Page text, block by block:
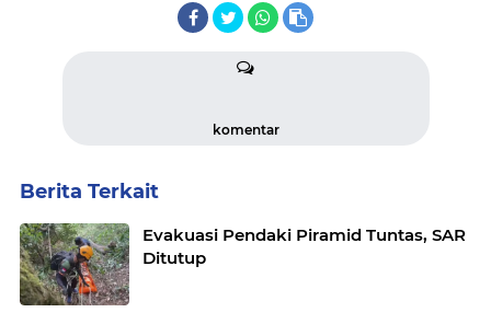
komentar
Berita Terkait
Evakuasi Pendaki Piramid Tuntas, SAR
Ditutup